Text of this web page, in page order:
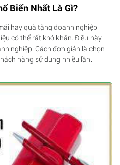
Biến Nhất Là Gì?
hay quà tặng doanh nghiệp
có thể rất khó khăn. Điều này
nghiệp. Cách đơn giản là chọn
hàng sử dụng nhiều lần.